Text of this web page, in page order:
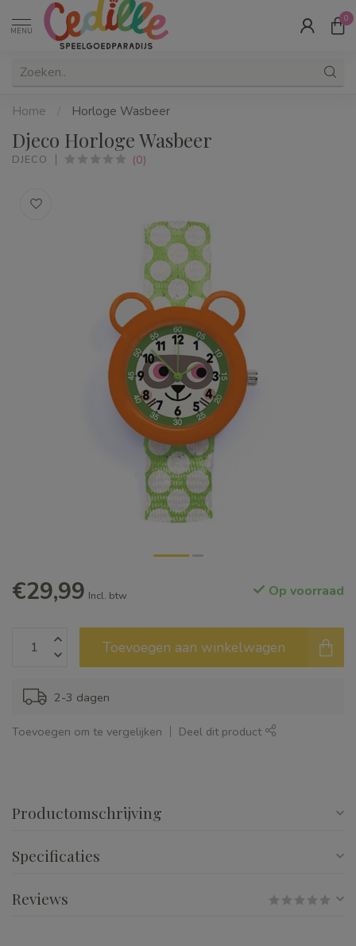
MENU
0
Home / Horloge Wasbeer
Djeco Horloge Wasbeer
DJECO (0)
€29,99 Incl. btw Op voorraad
Toevoegen aan winkelwagen
2-3 dagen
Toevoegen om te vergelijken Deel dit product
Productomschrijving
Specificaties
Reviews